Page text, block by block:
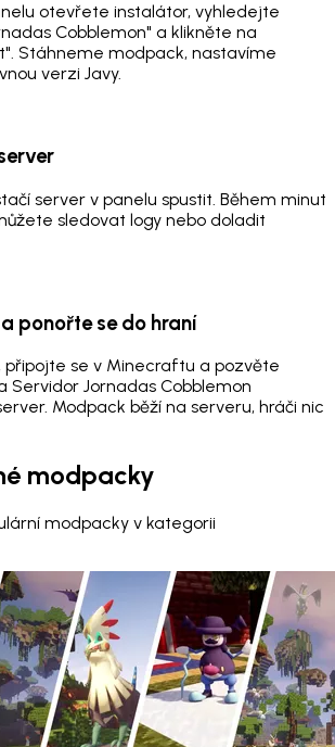
otevřete instalátor, vyhledejte
Cobblemon" a klikněte na
Stáhneme modpack, nastavíme
verzi Javy.
server v panelu spustit. Během minut
sledovat logy nebo doladit
ponořte se do hraní
připojte se v Minecraftu a pozvěte
Servidor Jornadas Cobblemon
Modpack běží na serveru, hráči nic
modpacky
modpacky v kategorii